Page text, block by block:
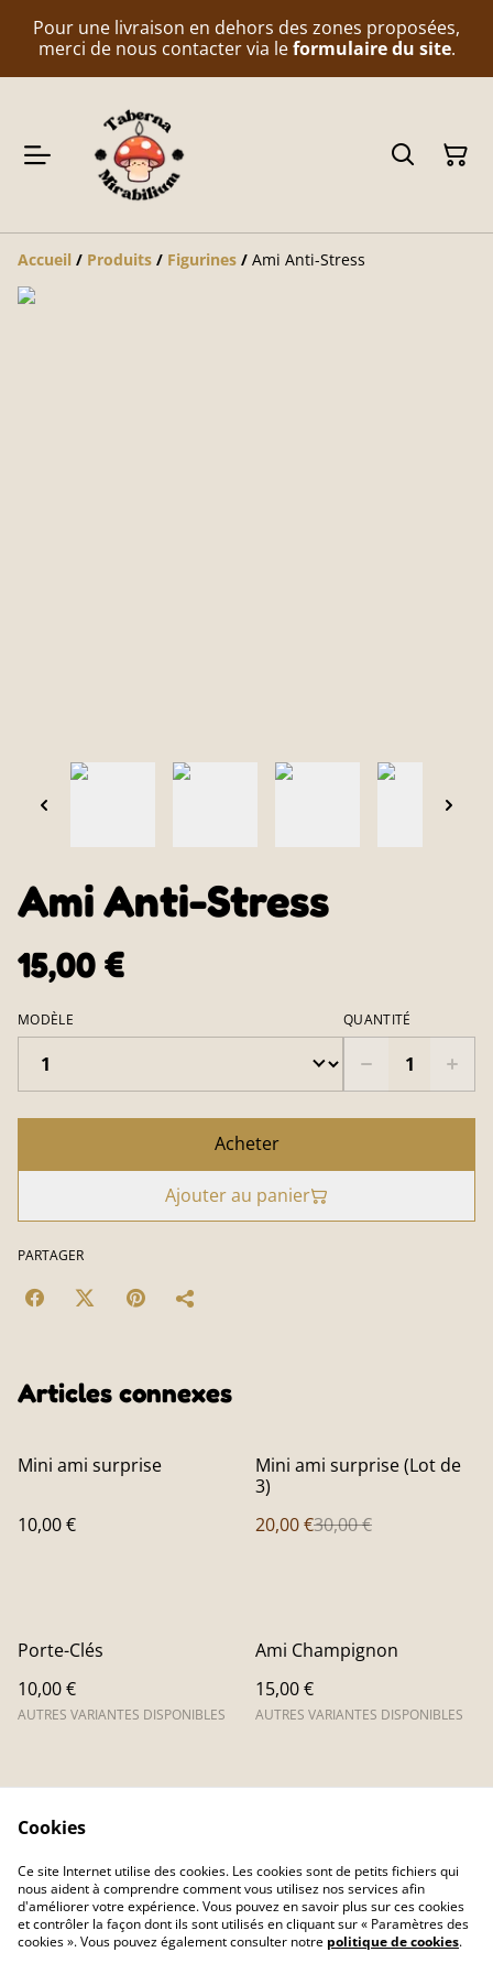
Pour une livraison en dehors des zones proposées,
merci de nous contacter via leformulaire du site.
Accueil / Produits / Figurines / Ami Anti-Stress
Ami Anti-Stress
15,00 €
MODÈLE QUANTITÉ
Acheter
Ajouter au panier
PARTAGER
Articles connexes
Mini ami surprise
10,00 €
%
Mini ami surprise (Lot de
3)
20,00 €30,00 €
Porte-Clés
10,00 €
AUTRES VARIANTES DISPONIBLES
Ami Champignon
15,00 €
AUTRES VARIANTES DISPONIBLES
Contactez-nous
Conditions
Politique de
confidentialité
Politique de cookies
Cookies
Ce site Internet utilise des cookies. Les cookies sont de petits fichiers qui
nous aident à comprendre comment vous utilisez nos services afin
d'améliorer votre expérience. Vous pouvez en savoir plus sur ces cookies
et contrôler la façon dont ils sont utilisés en cliquant sur « Paramètres des
cookies ». Vous pouvez également consulter notre politique de cookies.